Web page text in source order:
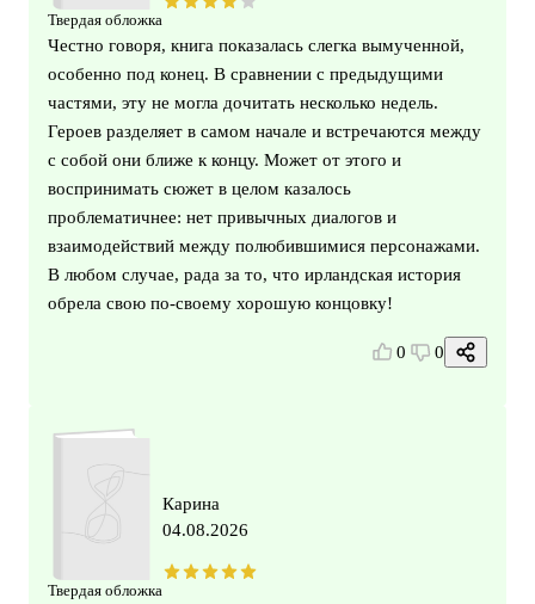
Твердая обложка
Честно говоря, книга показалась слегка вымученной,
особенно под конец. В сравнении с предыдущими
частями, эту не могла дочитать несколько недель.
Героев разделяет в самом начале и встречаются между
с собой они ближе к концу. Может от этого и
воспринимать сюжет в целом казалось
проблематичнее: нет привычных диалогов и
взаимодействий между полюбившимися персонажами.
В любом случае, рада за то, что ирландская история
обрела свою по-своему хорошую концовку!
0 0
Твердая обложка
Карина
04.08.2026